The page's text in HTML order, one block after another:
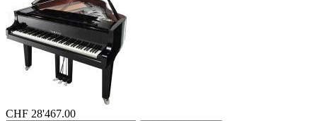
CHF 28'467.00